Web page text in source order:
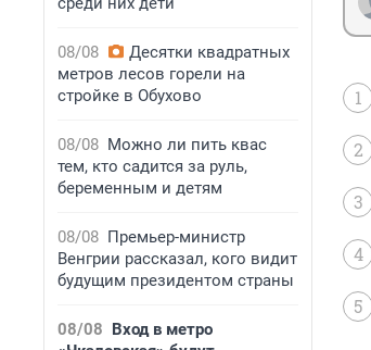
08/08
Десятки квадратных
метров лесов горели на
стройке в Обухово
08/08 Можно ли пить квас
тем, кто садится за руль,
беременным и детям
08/08 Премьер-министр
Венгрии рассказал, кого видит
будущим президентом страны
08/08 Вход в метро
1
2
3
4
5